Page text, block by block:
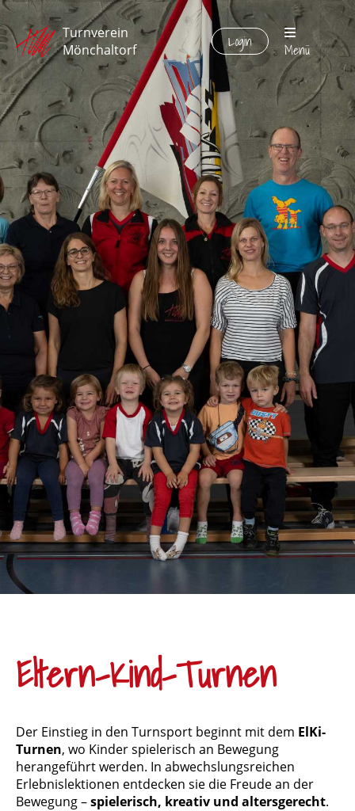
Turnverein
Mönchaltorf
Login Menü
Eltern-Kind-Turnen
Der Einstieg in den Turnsport beginnt mit dem ElKi-
Turnen, wo Kinder spielerisch an Bewegung
herangeführt werden. In abwechslungsreichen
Erlebnislektionen entdecken sie die Freude an der
Bewegung –spielerisch, kreativ und altersgerecht.